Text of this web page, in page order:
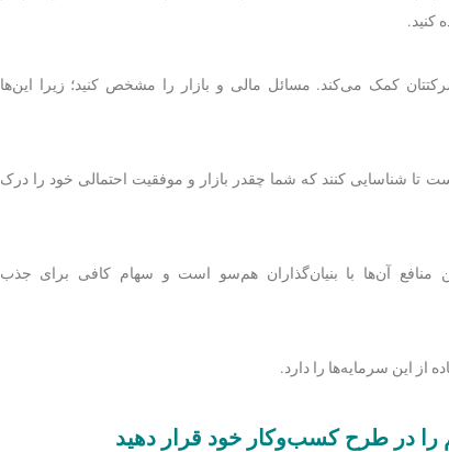
کنید.
کمک می‌کند. مسائل مالی و بازار را مشخص کنید؛ زیرا این‌ها
تا شناسایی کنند که شما چقدر بازار و موفقیت احتمالی خود را درک
منافع آن‌ها با بنیان‌گذاران هم‌سو است و سهام کافی برای جذب
این سرمایه‌ها را دارد.
را در طرح کسب‌وکار خود قرار دهید